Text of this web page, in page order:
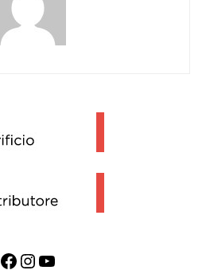
Facebook InstagramYouTube